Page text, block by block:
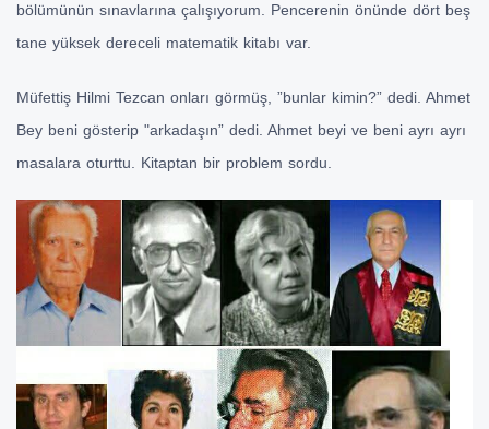
bölümünün sınavlarına çalışıyorum. Pencerenin önünde dört beş
tane yüksek dereceli matematik kitabı var.
Müfettiş Hilmi Tezcan onları görmüş, ”bunlar kimin?” dedi. Ahmet
Bey beni gösterip "arkadaşın” dedi. Ahmet beyi ve beni ayrı ayrı
masalara oturttu. Kitaptan bir problem sordu.